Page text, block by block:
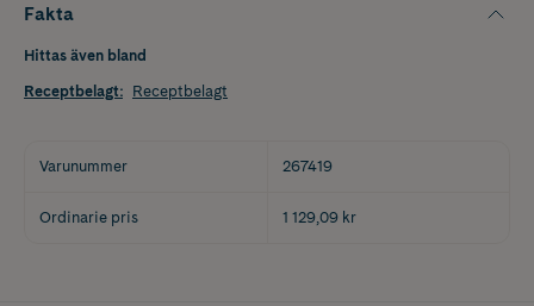
Fakta
Hittas även bland
Receptbelagt: Receptbelagt
Varunummer 267419
Ordinarie pris 1 129,09 kr